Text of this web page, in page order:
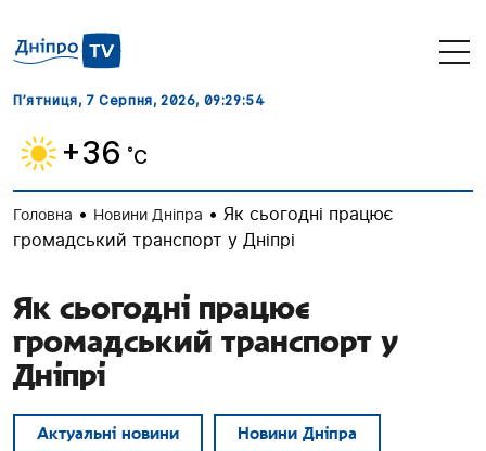
П’ятниця, 7 Серпня, 2026, 09:29:54
+36 ˚C
Головна • Новини Дніпра • Як сьогодні працює
громадський транспорт у Дніпрі
Як сьогодні працює
громадський транспорт у
Дніпрі
Актуальні новини Новини Дніпра